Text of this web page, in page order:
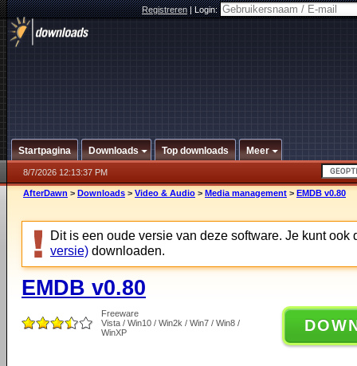
Registreren|Login:
Startpagina Downloads Top downloads Meer
8/7/2026 12:13:37 PM
AfterDawn > Downloads > Video & Audio > Media management > EMDB v0.80
Dit is een oude versie van deze software. Je kunt ook
versie) downloaden.
EMDB v0.80
Freeware
Vista / Win10 / Win2k / Win7 / Win8 /
WinXP